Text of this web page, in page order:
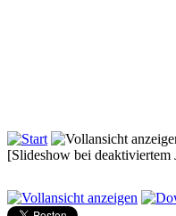
[Slideshow bei deaktiviertem